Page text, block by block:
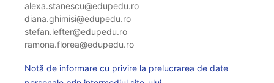
alexa.stanescu@edupedu.ro
diana.ghimisi@edupedu.ro
stefan.lefter@edupedu.ro
ramona.florea@edupedu.ro
Notă de informare cu privire la prelucrarea de date